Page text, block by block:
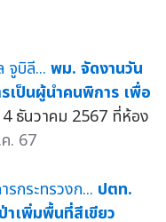
พม. จัดงานวัน
เป็นผู้นำคนพิการ เพื่อ
ธันวาคม 2567 ที่ห้อง
. 67
ปตท.
เพิ่มพื้นที่สีเขียว